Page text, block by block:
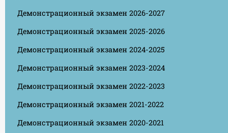
Демонстрационный экзамен 2026-2027
Демонстрационный экзамен 2025-2026
Демонстрационный экзамен 2024-2025
Демонстрационный экзамен 2023-2024
Демонстрационный экзамен 2022-2023
Демонстрационный экзамен 2021-2022
Демонстрационный экзамен 2020-2021